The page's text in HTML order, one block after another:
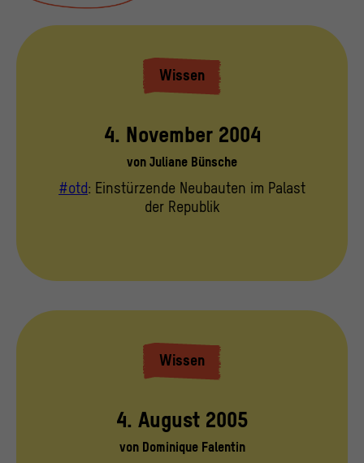
Wissen
4. November 2004
von Juliane Bünsche
#otd: Einstürzende Neubauten im Palast
der Republik
Wissen
4. August 2005
von Dominique Falentin